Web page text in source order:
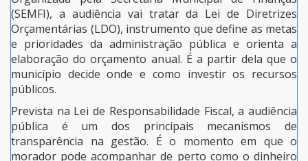
(SEMFI), a audiência vai tratar da Lei de Diretrizes
Orçamentárias (LDO), instrumento que define as metas
e prioridades da administração pública e orienta a
elaboração do orçamento anual. É a partir dela que o
município decide onde e como investir os recursos
públicos.
Prevista na Lei de Responsabilidade Fiscal, a audiência
pública é um dos principais mecanismos de
transparência na gestão. É o momento em que o
morador pode acompanhar de perto como o dinheiro